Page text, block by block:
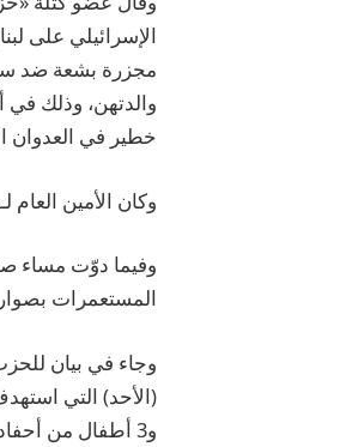
الإسرائيلي على
والدتهن، وذلك في
خطير في العدوان
وكان الأمين
وفيما دوّت مساء
المستعمرات
وجاء في بيان
(الأحد) ‏التي